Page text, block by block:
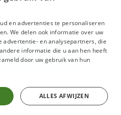
huisartsen,
die al maanden
Omschrijving
en advertenties te personaliseren
We delen ook informatie over uw
advertentie- en analysepartners, die
informatie die u aan hen heeft
door uw gebruik van hun
ALLES AFWIJZEN